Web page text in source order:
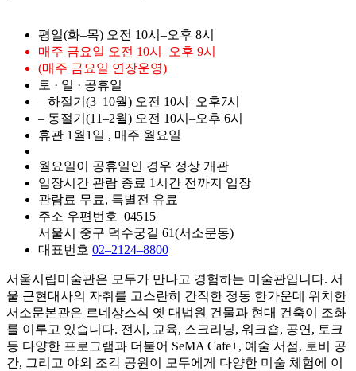
평일(화–목) 오전 10시–오후 8시
매주 금요일 오전 10시–오후 9시
(매주 금요일 연장운영)
토 · 일 · 공휴일
– 하절기(3–10월) 오전 10시–오후7시
– 동절기(11–2월) 오전 10시–오후 6시
휴관 1월1일 , 매주 월요일
월요일이 공휴일인 경우 정상 개관
입장시간 관람 종료 1시간 전까지 입장
관람료 무료, 특별전 유료
주소 우편번호 04515
서울시 중구 덕수궁길 61(서소문동)
대표번호 02–2124–8800
서울시립미술관은 모두가 만나고 경험하는 미술관입니다. 서
울 근현대사의 자취를 고스란히 간직한 정동 한가운데 위치한
서소문본관은 르네상스식 옛 대법원 건물과 현대 건축이 조화
를 이루고 있습니다. 전시, 교육, 스크리닝, 워크숍, 공연, 토크
등 다양한 프로그램과 더불어 SeMA Cafe+, 예술 서점, 로비 공
간, 그리고 야외 조각 공원이 모두에게 다양한 미술 체험에 이